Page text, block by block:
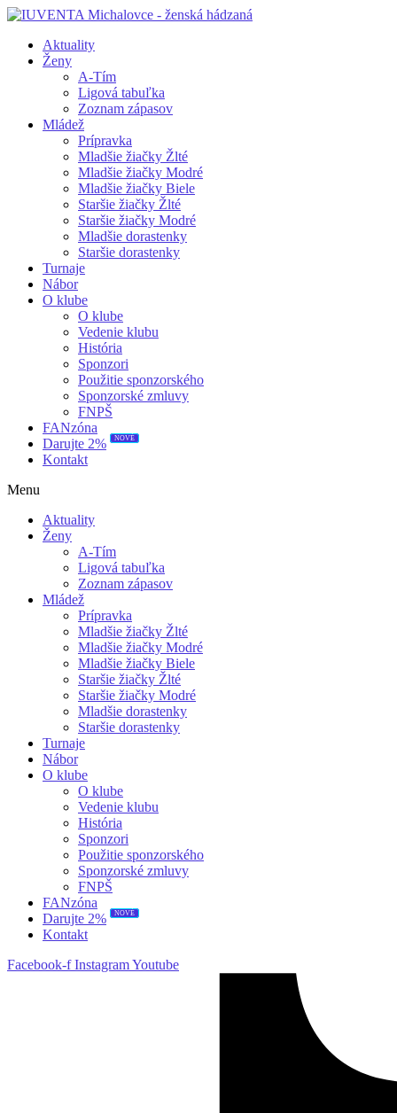
Aktuality
Ženy
A-Tím
Ligová tabuľka
Zoznam zápasov
Mládež
Prípravka
Mladšie žiačky Žlté
Mladšie žiačky Modré
Mladšie žiačky Biele
Staršie žiačky Žlté
Staršie žiačky Modré
Mladšie dorastenky
Staršie dorastenky
Turnaje
Nábor
O klube
O klube
Vedenie klubu
História
Sponzori
Použitie sponzorského
Sponzorské zmluvy
FNPŠ
FANzóna
Darujte 2%
NOVÉ
Kontakt
Menu
Aktuality
Ženy
A-Tím
Ligová tabuľka
Zoznam zápasov
Mládež
Prípravka
Mladšie žiačky Žlté
Mladšie žiačky Modré
Mladšie žiačky Biele
Staršie žiačky Žlté
Staršie žiačky Modré
Mladšie dorastenky
Staršie dorastenky
Turnaje
Nábor
O klube
O klube
Vedenie klubu
História
Sponzori
Použitie sponzorského
Sponzorské zmluvy
FNPŠ
FANzóna
Darujte 2%
NOVÉ
Kontakt
Facebook-f InstagramYoutube